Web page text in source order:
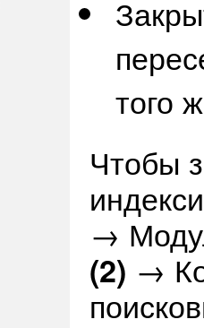
того
Чтобы
→
(2) →